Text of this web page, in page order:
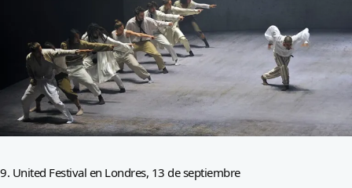
9. United Festival en Londres, 13 de septiembre